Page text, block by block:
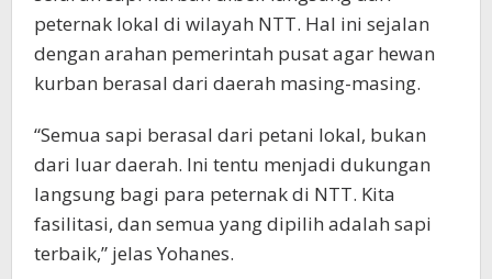
peternak lokal di wilayah NTT. Hal ini sejalan
dengan arahan pemerintah pusat agar hewan
kurban berasal dari daerah masing-masing.
“Semua sapi berasal dari petani lokal, bukan
dari luar daerah. Ini tentu menjadi dukungan
langsung bagi para peternak di NTT. Kita
fasilitasi, dan semua yang dipilih adalah sapi
terbaik,” jelas Yohanes.